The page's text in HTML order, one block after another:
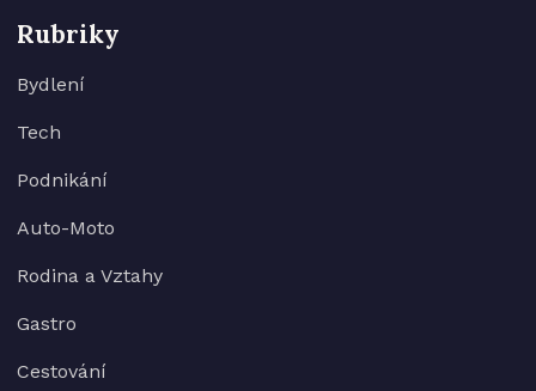
Rubriky
Bydlení
Tech
Podnikání
Auto-Moto
Rodina a Vztahy
Gastro
Cestování